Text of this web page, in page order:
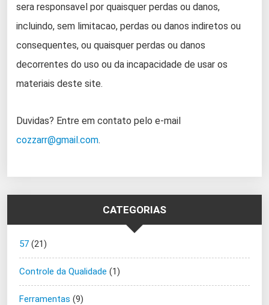
sera responsavel por quaisquer perdas ou danos,
incluindo, sem limitacao, perdas ou danos indiretos ou
consequentes, ou quaisquer perdas ou danos
decorrentes do uso ou da incapacidade de usar os
materiais deste site.
Duvidas? Entre em contato pelo e-mail
cozzarr@gmail.com.
CATEGORIAS
57 (21)
Controle da Qualidade (1)
Ferramentas (9)